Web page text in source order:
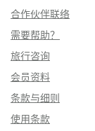
合作伙伴联络
需要帮助？
旅行咨询
会员资料
条款与细则
使用条款